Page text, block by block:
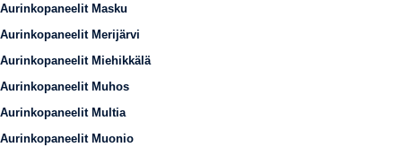
Aurinkopaneelit Masku
Aurinkopaneelit Merijärvi
Aurinkopaneelit Miehikkälä
Aurinkopaneelit Muhos
Aurinkopaneelit Multia
Aurinkopaneelit Muonio